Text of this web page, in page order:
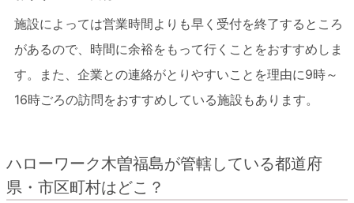
施設によっては営業時間よりも早く受付を終了するところ
があるので、時間に余裕をもって行くことをおすすめしま
す。また、企業との連絡がとりやすいことを理由に9時～
16時ごろの訪問をおすすめしている施設もあります。
ハローワーク木曽福島が管轄している都道府
県・市区町村はどこ？